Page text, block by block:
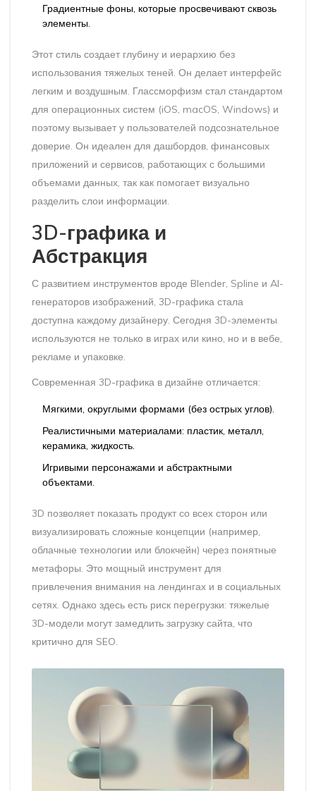
Градиентные фоны, которые просвечивают сквозь
элементы.
Этот стиль создает глубину и иерархию без
использования тяжелых теней. Он делает интерфейс
легким и воздушным. Глассморфизм стал стандартом
для операционных систем (iOS, macOS, Windows) и
поэтому вызывает у пользователей подсознательное
доверие. Он идеален для дашбордов, финансовых
приложений и сервисов, работающих с большими
объемами данных, так как помогает визуально
разделить слои информации.
3D-графика и
Абстракция
С развитием инструментов вроде Blender, Spline и AI-
генераторов изображений, 3D-графика стала
доступна каждому дизайнеру. Сегодня 3D-элементы
используются не только в играх или кино, но и в вебе,
рекламе и упаковке.
Современная 3D-графика в дизайне отличается:
Мягкими, округлыми формами (без острых углов).
Реалистичными материалами: пластик, металл,
керамика, жидкость.
Игривыми персонажами и абстрактными
объектами.
3D позволяет показать продукт со всех сторон или
визуализировать сложные концепции (например,
облачные технологии или блокчейн) через понятные
метафоры. Это мощный инструмент для
привлечения внимания на лендингах и в социальных
сетях. Однако здесь есть риск перегрузки: тяжелые
3D-модели могут замедлить загрузку сайта, что
критично для SEO.